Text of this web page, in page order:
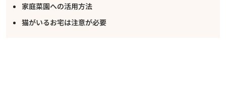
家庭菜園への活用方法
猫がいるお宅は注意が必要